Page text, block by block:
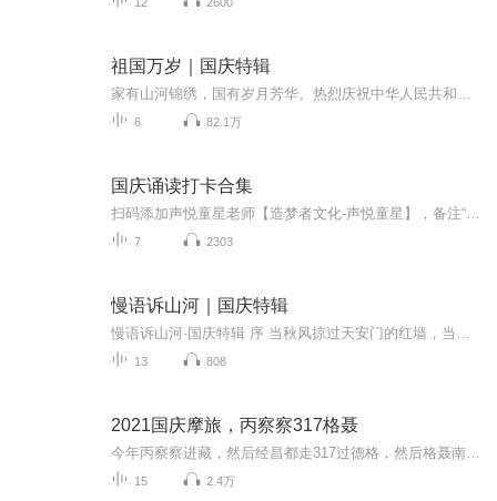
祖国万岁｜国庆特辑
6 82.1万
国庆诵读打卡合集
7 2303
慢语诉山河｜国庆特辑
13 808
2021国庆摩旅，丙察察317格聂
15 2.4万